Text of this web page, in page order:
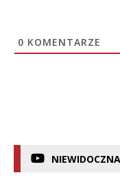
0 KOMENTARZE